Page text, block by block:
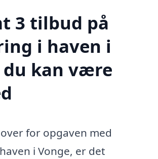
3 tilbud på
i haven i
du kan være
for opgaven med
i Vonge, er det